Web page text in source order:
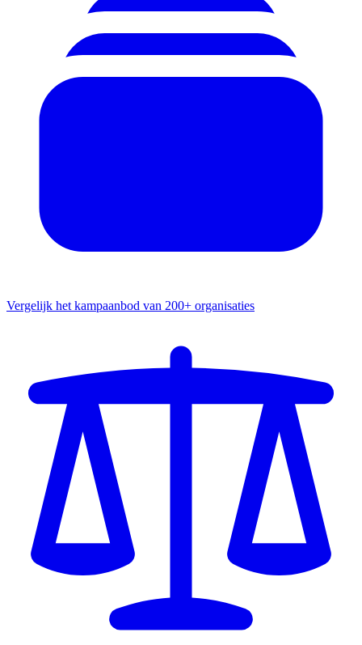
Vergelijk het kampaanbod van 200+ organisaties